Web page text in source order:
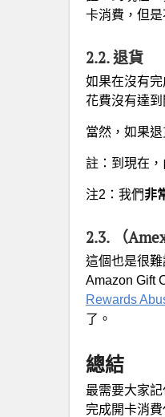
卡消費，但
2.2. 退貨
如果在沒有
花費沒有達
當然，如果
註：到現在
注2：我們非
2.3. （
這個也是很
Amazon Gift
Rewards
了。
總結
最需要大家
完成開卡消